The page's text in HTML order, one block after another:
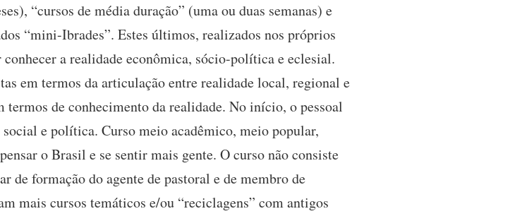
“cursos de média duração” (uma ou duas semanas) e
“mini-Ibrades”. Estes últimos, realizados nos próprios
a realidade econômica, sócio-política e eclesial.
em termos da articulação entre realidade local, regional e
de conhecimento da realidade. No início, o pessoal
e política. Curso meio acadêmico, meio popular,
o Brasil e se sentir mais gente. O curso não consiste
de formação do agente de pastoral e de membro de
mais cursos temáticos e/ou “reciclagens” com antigos